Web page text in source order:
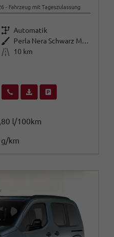
Fahrzeug mit Tageszulassung
Getriebe Automatik
Außenfarbe
Perla Nera Schwarz Metallic
Kilometerstand
10 km
Wir rufen Sie anFahrzeugexposé (PDF)
l/100km
g/km